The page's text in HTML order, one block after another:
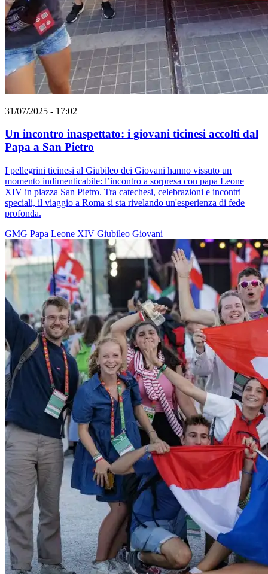
31/07/2025 - 17:02
Un incontro inaspettato: i giovani ticinesi accolti dal
Papa a San Pietro
I pellegrini ticinesi al Giubileo dei Giovani hanno vissuto un
momento indimenticabile: l’incontro a sorpresa con papa Leone
XIV in piazza San Pietro. Tra catechesi, celebrazioni e incontri
speciali, il viaggio a Roma si sta rivelando un'esperienza di fede
profonda.
GMG Papa Leone XIV Giubileo Giovani